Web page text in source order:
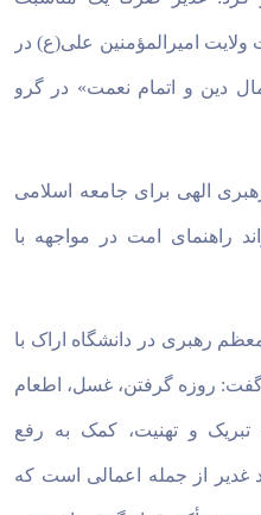
ولایت امیرالمؤمنین علی(ع) در
دین و اتمام نعمت» در گرو
الهی برای جامعه اسلامی
راهنمای امت در مواجهه با
رهبری در دانشگاه اراک با
روزه گرفتن، غسل، اطعام
و تهنیت، کمک به رفع
غدیر از جمله اعمالی است که